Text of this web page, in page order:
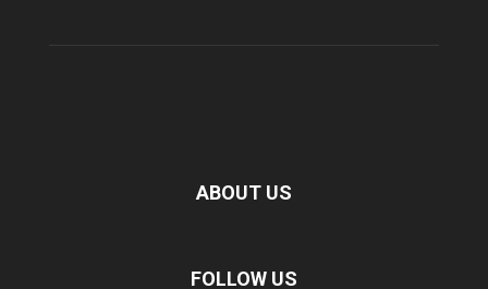
ABOUT US
FOLLOW US